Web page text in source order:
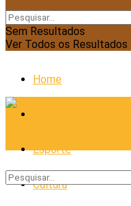
Sem Resultados
Ver Todos os Resultados
Home
Esporte
Cultura